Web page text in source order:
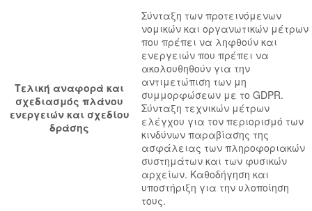
Τελική αναφορά και
σχεδιασμός πλάνου
ενεργειών και σχεδίου
δράσης
Σύνταξη των προτεινόμενων
νομικών και οργανωτικών μέτρων
που πρέπει να ληφθούν και
ενεργειών που πρέπει να
ακολουθηθούν για την
αντιμετώπιση των μη
συμμορφώσεων με το GDPR.
Σύνταξη τεχνικών μέτρων
ελέγχου για τον περιορισμό των
κινδύνων παραβίασης της
ασφάλειας των πληροφοριακών
συστημάτων και των φυσικών
αρχείων. Καθοδήγηση και
υποστήριξη για την υλοποίηση
τους.